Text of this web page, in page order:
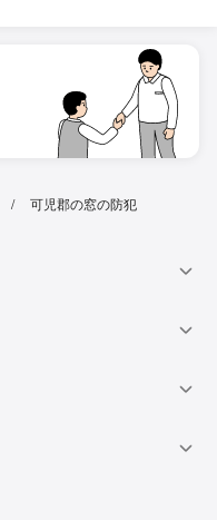
可児郡の窓の防犯